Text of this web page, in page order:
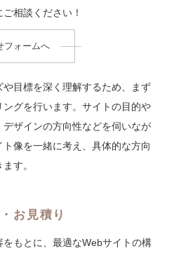
PROJECT
企画・制作）
9222
相談ください！
フォームへ
や目標を深く理解するため、まず
ングを行います。サイトの目的や
デザインの方向性などを伺いなが
ト像を一緒に考え、具体的な方向
す。
お見積り
をもとに、最適なWebサイトの構